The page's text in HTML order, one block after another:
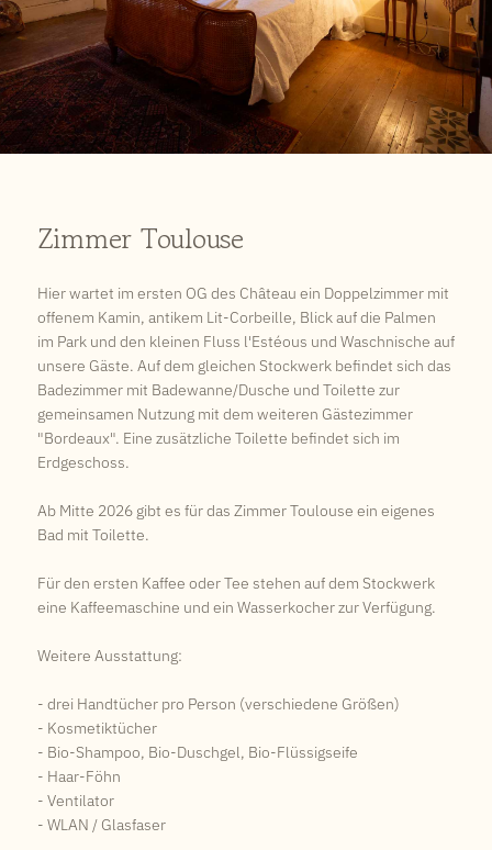
Zimmer Toulouse
Hier wartet im ersten OG des Château ein Doppelzimmer mit
offenem Kamin, antikem Lit-Corbeille, Blick auf die Palmen
im Park und den kleinen Fluss l'Estéous und Waschnische auf
unsere Gäste. Auf dem gleichen Stockwerk befindet sich das
Badezimmer mit Badewanne/Dusche und Toilette zur
gemeinsamen Nutzung mit dem weiteren Gästezimmer
"Bordeaux". Eine zusätzliche Toilette befindet sich im
Erdgeschoss.
Ab Mitte 2026 gibt es für das Zimmer Toulouse ein eigenes
Bad mit Toilette.
Für den ersten Kaffee oder Tee stehen auf dem Stockwerk
eine Kaffeemaschine und ein Wasserkocher zur Verfügung.
Weitere Ausstattung:
- drei Handtücher pro Person (verschiedene Größen)
- Kosmetiktücher
- Bio-Shampoo, Bio-Duschgel, Bio-Flüssigseife
- Haar-Föhn
- Ventilator
- WLAN / Glasfaser